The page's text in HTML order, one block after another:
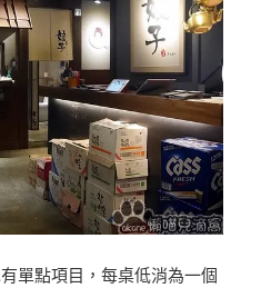
單點項目，每桌低消為一個